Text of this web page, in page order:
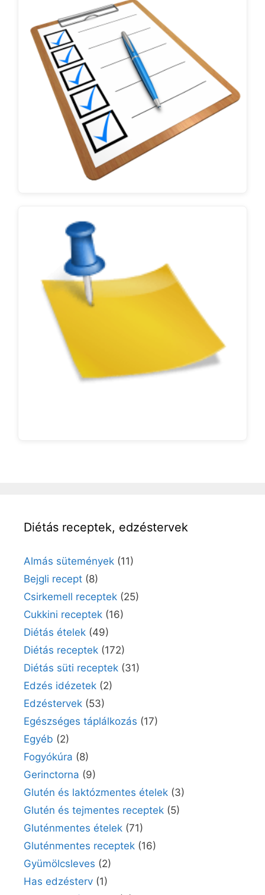
Diétás receptek, edzéstervek
Almás sütemények (11)
Bejgli recept (8)
Csirkemell receptek (25)
Cukkini receptek (16)
Diétás ételek (49)
Diétás receptek (172)
Diétás süti receptek (31)
Edzés idézetek (2)
Edzéstervek (53)
Egészséges táplálkozás (17)
Egyéb (2)
Fogyókúra (8)
Gerinctorna (9)
Glutén és laktózmentes ételek (3)
Glutén és tejmentes receptek (5)
Gluténmentes ételek (71)
Gluténmentes receptek (16)
Gyümölcsleves (2)
Has edzésterv (1)